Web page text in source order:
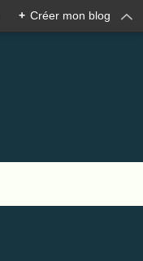
+ Créer mon blog